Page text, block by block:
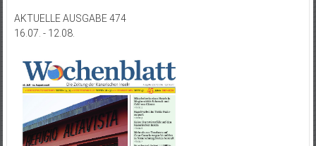
AKTUELLE AUSGABE 474
16.07. - 12.08.